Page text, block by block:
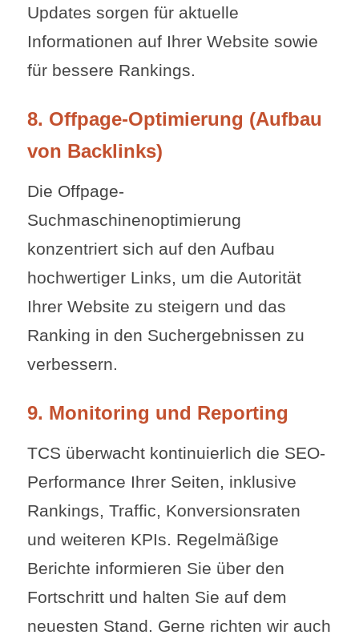
Updates sorgen für aktuelle
Informationen auf Ihrer Website sowie
für bessere Rankings.
8. Offpage-Optimierung (Aufbau
von Backlinks)
Die Offpage-
Suchmaschinenoptimierung
konzentriert sich auf den Aufbau
hochwertiger Links, um die Autorität
Ihrer Website zu steigern und das
Ranking in den Suchergebnissen zu
verbessern.
9. Monitoring und Reporting
TCS überwacht kontinuierlich die SEO-
Performance Ihrer Seiten, inklusive
Rankings, Traffic, Konversionsraten
und weiteren KPIs. Regelmäßige
Berichte informieren Sie über den
Fortschritt und halten Sie auf dem
neuesten Stand. Gerne richten wir auch